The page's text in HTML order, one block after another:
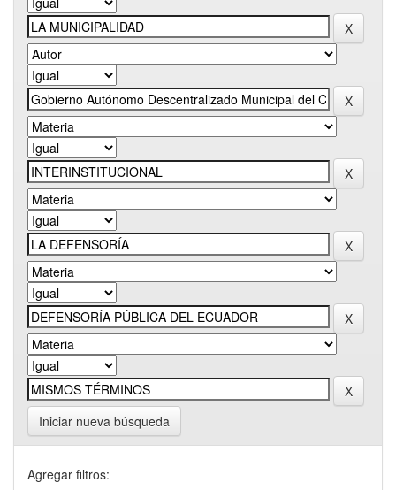
Iniciar nueva búsqueda
Agregar filtros: